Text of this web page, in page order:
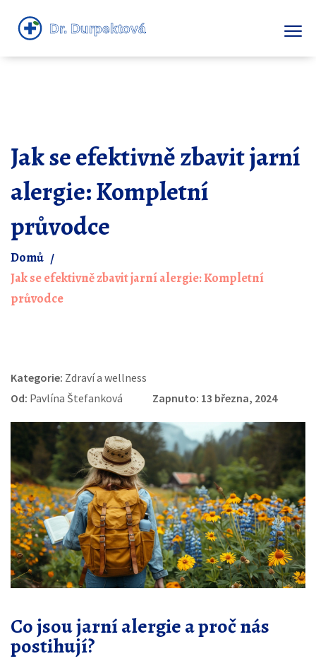
Jak se efektivně zbavit jarní
alergie: Kompletní
průvodce
Domů
Jak se efektivně zbavit jarní alergie: Kompletní
průvodce
Kategorie: Zdraví a wellness
Od: Pavlína Štefanková Zapnuto: 13 března, 2024
Co jsou jarní alergie a proč nás
postihují?